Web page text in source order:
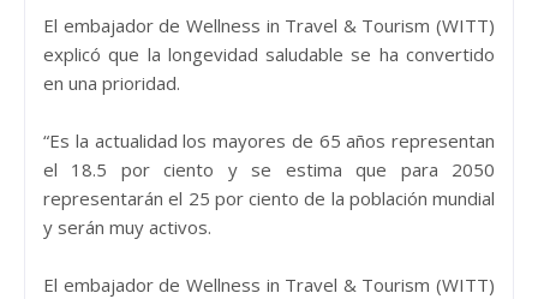
El embajador de Wellness in Travel & Tourism (WITT)
explicó que la longevidad saludable se ha convertido
en una prioridad.
“Es la actualidad los mayores de 65 años representan
el 18.5 por ciento y se estima que para 2050
representarán el 25 por ciento de la población mundial
y serán muy activos.
El embajador de Wellness in Travel & Tourism (WITT)